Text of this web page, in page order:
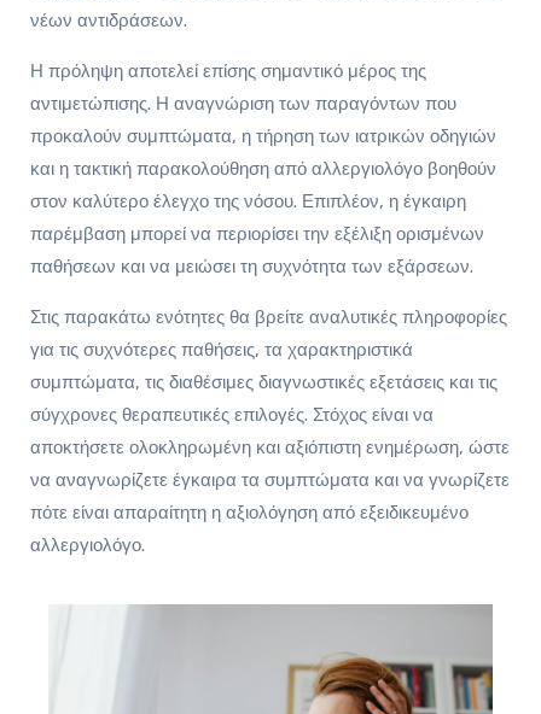
νέων αντιδράσεων.
Η πρόληψη αποτελεί επίσης σημαντικό μέρος της
αντιμετώπισης. Η αναγνώριση των παραγόντων που
προκαλούν συμπτώματα, η τήρηση των ιατρικών οδηγιών
και η τακτική παρακολούθηση από αλλεργιολόγο βοηθούν
στον καλύτερο έλεγχο της νόσου. Επιπλέον, η έγκαιρη
παρέμβαση μπορεί να περιορίσει την εξέλιξη ορισμένων
παθήσεων και να μειώσει τη συχνότητα των εξάρσεων.
Στις παρακάτω ενότητες θα βρείτε αναλυτικές πληροφορίες
για τις συχνότερες παθήσεις, τα χαρακτηριστικά
συμπτώματα, τις διαθέσιμες διαγνωστικές εξετάσεις και τις
σύγχρονες θεραπευτικές επιλογές. Στόχος είναι να
αποκτήσετε ολοκληρωμένη και αξιόπιστη ενημέρωση, ώστε
να αναγνωρίζετε έγκαιρα τα συμπτώματα και να γνωρίζετε
πότε είναι απαραίτητη η αξιολόγηση από εξειδικευμένο
αλλεργιολόγο.